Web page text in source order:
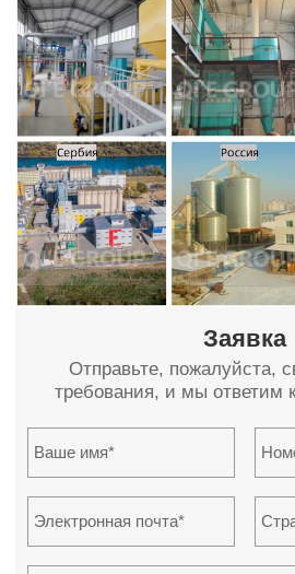
Заявка
Oтправьте, пожалуйста,
требования, и мы ответим